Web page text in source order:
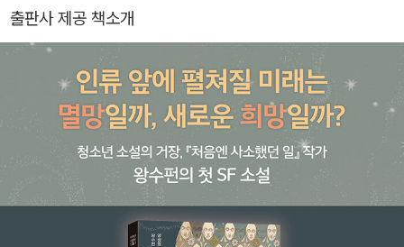
음을 풍요롭게 하는 선의 향기》, 《천년의 철학, 백년의 인생》, 《우화
로 배우는 경영관리 철학》, 《쿠바, 잔혹한 역사 매혹의 문화》, 《의사
보다 자신이 명의다》1·2, 《삼국지 사실과 허구를 말하다》, 《세기삼
국》1, 《맹자경영학》, 《죽음의 역사》 등이 있다.
출판사 제공 책소개